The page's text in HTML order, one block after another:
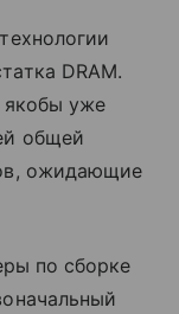
DRAM.
якобы уже
общей
ожидающие
по сборке